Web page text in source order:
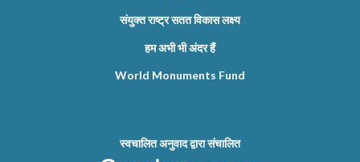
संयुक्त राष्ट्र सतत विकास लक्ष्य
हम अभी भी अंदर हैं
World Monuments Fund
स्वचालित अनुवाद द्वारा संचालित